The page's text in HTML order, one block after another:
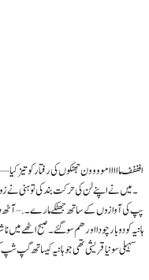
افففف ماااااموووون جھٹکوں کی رفتار کو تیز
۔ میں نے اپنے لن کی حرکت بند کی تو ہنی نے
پپ کی آوازوں کے ساتھ جھٹکے مارے ۔ . – آٹھ
ہانیہ کو دو بار چودا اور ھم سو گئے ۔ صبح اٹھے میں
سہیلی سونیا قریشی تھی جو ہانیہ کیساتھ